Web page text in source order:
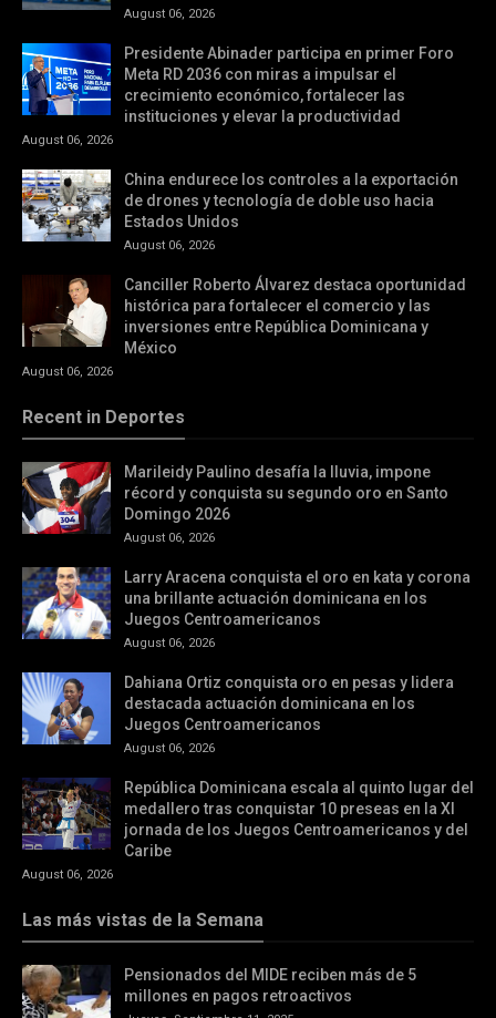
August 06, 2026
Presidente Abinader participa en primer Foro
Meta RD 2036 con miras a impulsar el
crecimiento económico, fortalecer las
instituciones y elevar la productividad
August 06, 2026
China endurece los controles a la exportación
de drones y tecnología de doble uso hacia
Estados Unidos
August 06, 2026
Canciller Roberto Álvarez destaca oportunidad
histórica para fortalecer el comercio y las
inversiones entre República Dominicana y
México
August 06, 2026
Recent in Deportes
Marileidy Paulino desafía la lluvia, impone
récord y conquista su segundo oro en Santo
Domingo 2026
August 06, 2026
Larry Aracena conquista el oro en kata y corona
una brillante actuación dominicana en los
Juegos Centroamericanos
August 06, 2026
Dahiana Ortiz conquista oro en pesas y lidera
destacada actuación dominicana en los
Juegos Centroamericanos
August 06, 2026
República Dominicana escala al quinto lugar del
medallero tras conquistar 10 preseas en la XI
jornada de los Juegos Centroamericanos y del
Caribe
August 06, 2026
Las más vistas de la Semana
Pensionados del MIDE reciben más de 5
millones en pagos retroactivos